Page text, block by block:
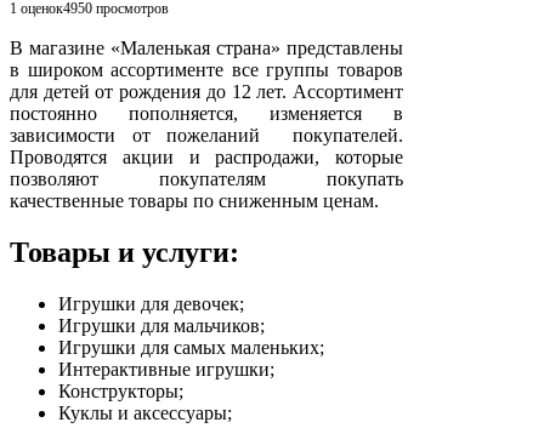
1 оценок4950 просмотров
В магазине «Маленькая страна» представлены
в широком ассортименте все группы товаров
для детей от рождения до 12 лет. Ассортимент
постоянно пополняется, изменяется в
зависимости от пожеланий покупателей.
Проводятся акции и распродажи, которые
позволяют покупателям покупать
качественные товары по сниженным ценам.
Товары и услуги:
Игрушки для девочек;
Игрушки для мальчиков;
Игрушки для самых маленьких;
Интерактивные игрушки;
Конструкторы;
Куклы и аксессуары;